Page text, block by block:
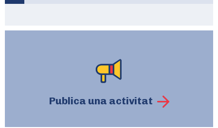
Publica una activitat